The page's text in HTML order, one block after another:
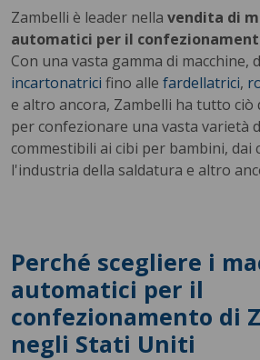
Zambelli è leader nella vendita di
automatici per il
Con una vasta gamma di macchine,
incartonatrici fino alle fardellatrici,
e altro ancora, Zambelli ha tutto ciò
per confezionare una vasta varietà
commestibili ai cibi per bambini, dai
l'industria della saldatura e altro
Perché scegliere i
automatici per il
confezionamento di
negli Stati Uniti